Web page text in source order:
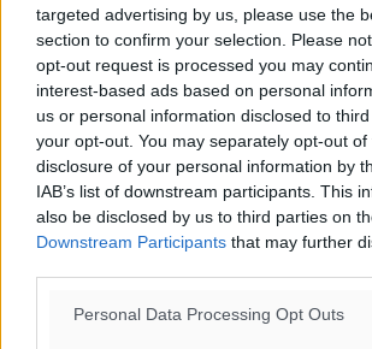
targeted advertising by us, please use the
section to confirm your selection. Please
opt-out request is processed you may
interest-based ads based on personal
us or personal information disclosed to
your opt-out. You may separately opt-out
disclosure of your personal information by
IAB’s list of downstream participants. This
also be disclosed by us to third parties on
Downstream Participants that may further
Personal Data Processing Opt Outs